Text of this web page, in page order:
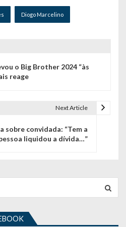
Diogo Marcelino
o Big Brother 2024 “às
reage
Next Article
sobre convidada: “Tem a
liquidou a dívida…”